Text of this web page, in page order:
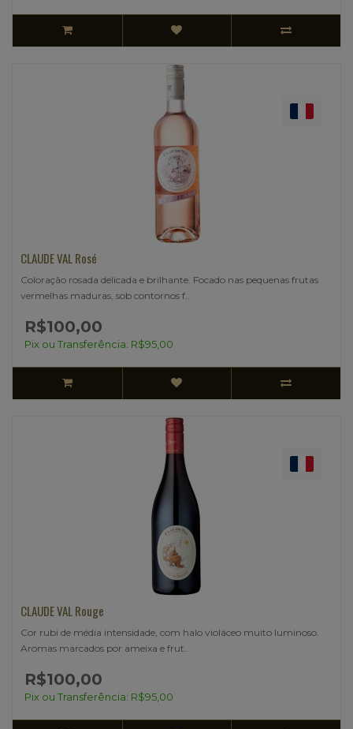
CLAUDE VAL Rosé
Coloração rosada delicada e brilhante. Focado nas pequenas frutas
vermelhas maduras, sob contornos f..
R$100,00
Pix ou Transferência: R$95,00
CLAUDE VAL Rouge
Cor rubi de média intensidade, com halo violáceo muito luminoso.
Aromas marcados por ameixa e frut..
R$100,00
Pix ou Transferência: R$95,00